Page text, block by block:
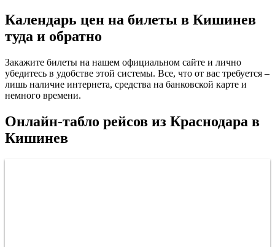
Календарь цен на билеты в Кишинев
туда и обратно
Закажите билеты на нашем официальном сайте и лично
убедитесь в удобстве этой системы. Все, что от вас требуется –
лишь наличие интернета, средства на банковской карте и
немного времени.
Онлайн-табло рейсов из Краснодара в
Кишинев